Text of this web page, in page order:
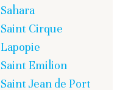
Sahara
Saint Cirque
Lapopie
Saint Emilion
Saint Jean de Port